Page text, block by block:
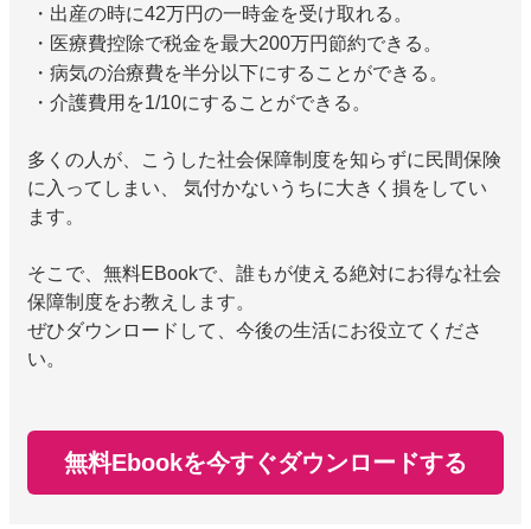
・出産の時に42万円の一時金を受け取れる。
・医療費控除で税金を最大200万円節約できる。
・病気の治療費を半分以下にすることができる。
・介護費用を1/10にすることができる。
多くの人が、こうした社会保障制度を知らずに民間保険
に入ってしまい、 気付かないうちに大きく損をしてい
ます。
そこで、無料EBookで、誰もが使える絶対にお得な社会
保障制度をお教えします。
ぜひダウンロードして、今後の生活にお役立てくださ
い。
無料Ebookを今すぐダウンロードする